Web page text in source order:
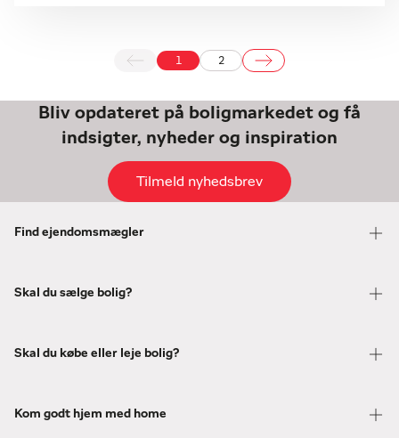
2
Bliv opdateret på boligmarkedet og få
indsigter, nyheder og inspiration
Tilmeld nyhedsbrev
Find ejendomsmægler
Skal du sælge bolig?
Skal du købe eller leje bolig?
Kom godt hjem med home